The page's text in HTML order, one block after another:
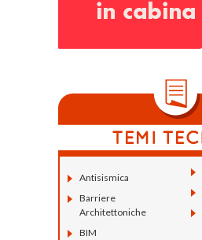
Antisismica
Barriere
Architettoniche
BIM